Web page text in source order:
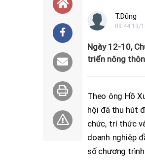
T.Dũng
09:44 13/
Ngày 12-10,
triển nông
Theo ông Hồ
hội đã thu hút
chức, trí thức
doanh nghiệp
số chương